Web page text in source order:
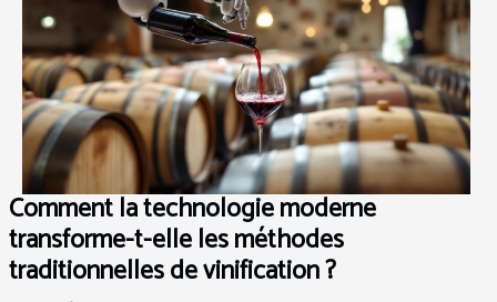
Comment la technologie moderne
transforme-t-elle les méthodes
traditionnelles de vinification ?